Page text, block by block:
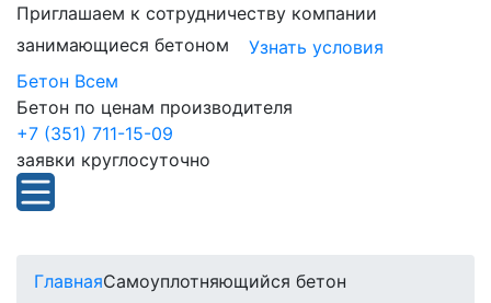
Приглашаем к сотрудничеству компании
занимающиеся бетоном
Узнать условия
Бетон Всем
Бетон по ценам производителя
+7 (351) 711-15-09
заявки круглосуточно
ГлавнаяСамоуплотняющийся бетон